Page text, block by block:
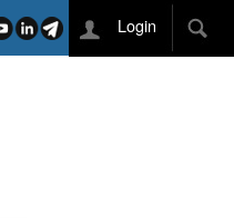
Login